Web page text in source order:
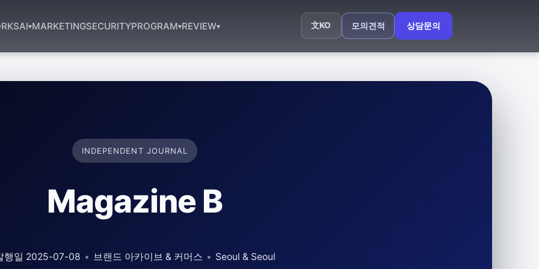
AI▾MARKETINGSECURITYPROGRAM▾REVIEW▾ 文KO 모의견적 상담문의
INDEPENDENT JOURNAL
Magazine B
행일 2025-07-08 • 브랜드 아카이브 & 커머스 • Seoul & Seoul